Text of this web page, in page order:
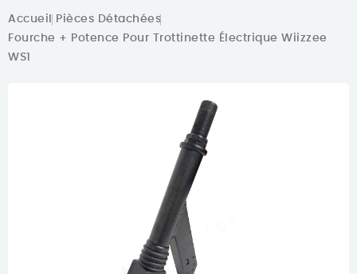
Accueil
Pièces Détachées
Fourche + Potence Pour Trottinette Électrique Wiizzee
WS1